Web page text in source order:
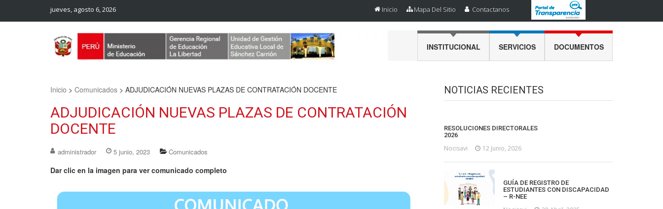
jueves, agosto 6, 2026 Inicio Mapa Del Sitio Contactanos
INSTITUCIONAL SERVICIOS DOCUMENTOS
Inicio > Comunicados > ADJUDICACIÓN NUEVAS PLAZAS DE CONTRATACIÓN DOCENTE
ADJUDICACIÓN NUEVAS PLAZAS DE CONTRATACIÓN
DOCENTE
administrador 5 junio, 2023 Comunicados
Dar clic en la imagen para ver comunicado completo
NOTICIAS RECIENTES
RESOLUCIONES DIRECTORALES
2026
Nocisavi 12 Junio, 2026
GUÍA DE REGISTRO DE
ESTUDIANTES CON DISCAPACIDAD
– R-NEE